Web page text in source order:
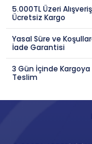
5.000TL Üzeri
Ücretsiz Kargo
Yasal Süre ve
İade Garantisi
3 Gün İçinde Kargoya
Teslim